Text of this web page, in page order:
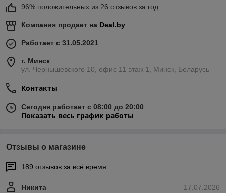
96% положительных из 26 отзывов за год
Компания продает на Deal.by
Работает с 31.05.2021
г. Минск
ул. Чернышевского 10, офис 11 этаж 1, Минск, Беларусь
Контакты
Сегодня работает с 08:00 до 20:00
Показать весь график работы
Отзывы о магазине
189 отзывов за всё время
17.07.2026
Никита